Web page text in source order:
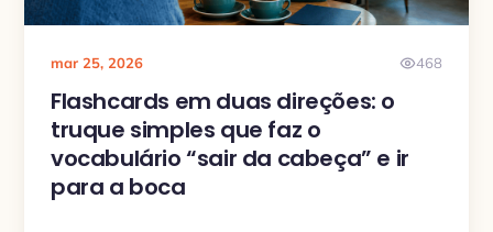
mar 25, 2026 468
Flashcards em duas direções: o
truque simples que faz o
vocabulário “sair da cabeça” e ir
para a boca